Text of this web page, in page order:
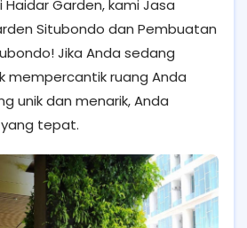
Garden, kami Jasa
Situbondo dan Pembuatan
Jika Anda sedang
mempercantik ruang Anda
unik dan menarik, Anda
tepat.